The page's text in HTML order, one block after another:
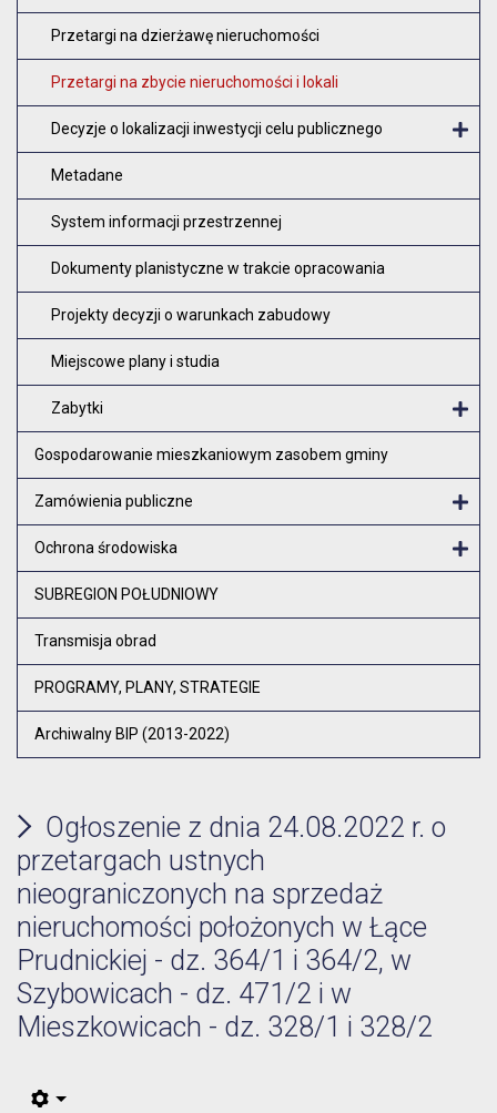
Przetargi na dzierżawę nieruchomości
Przetargi na zbycie nieruchomości i lokali
Decyzje o lokalizacji inwestycji celu publicznego
Metadane
System informacji przestrzennej
Dokumenty planistyczne w trakcie opracowania
Projekty decyzji o warunkach zabudowy
Miejscowe plany i studia
Zabytki
Gospodarowanie mieszkaniowym zasobem gminy
Zamówienia publiczne
Ochrona środowiska
SUBREGION POŁUDNIOWY
Transmisja obrad
PROGRAMY, PLANY, STRATEGIE
Archiwalny BIP (2013-2022)
Ogłoszenie z dnia 24.08.2022 r. o
przetargach ustnych
nieograniczonych na sprzedaż
nieruchomości położonych w Łące
Prudnickiej - dz. 364/1 i 364/2, w
Szybowicach - dz. 471/2 i w
Mieszkowicach - dz. 328/1 i 328/2